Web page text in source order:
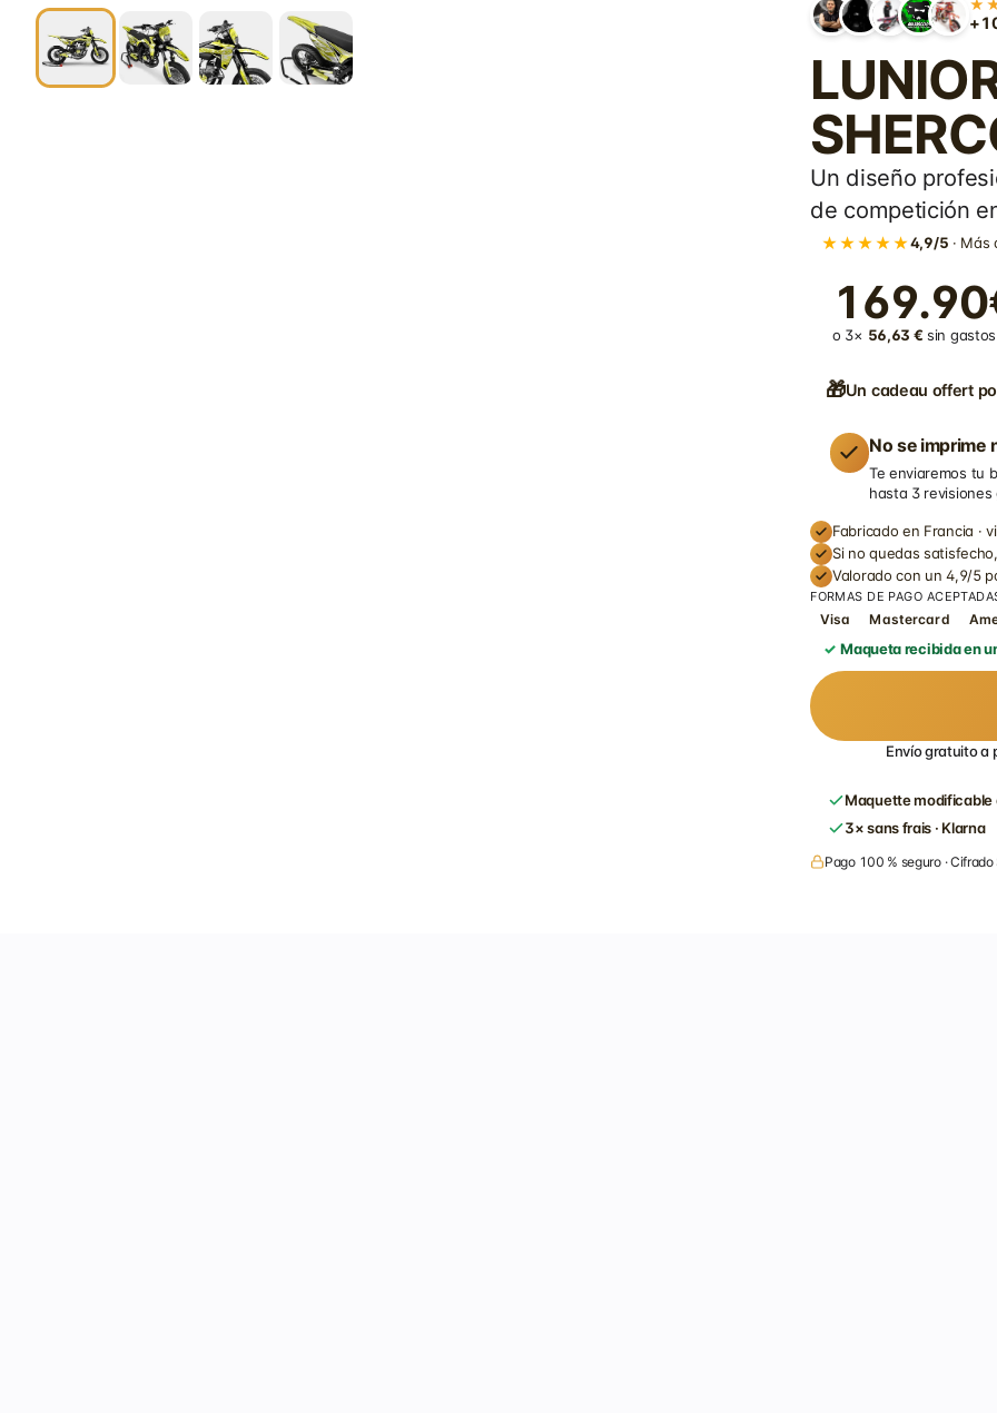
Un diseño
de competición
★★★★★4,9/5 ·
o 3× 56,63 € sin gastos
🎁Un cadeau offert
No se imprime
Te enviaremos tu
hasta 3
Fabricado en Francia ·
Si no quedas
Valorado con un 4,9/5
FORMAS DE PAGO
Visa Mastercard
Maqueta recibida en
Envío gratuito a
Maquette modificable
3× sans frais · Klarna
Pago 100 % seguro · Cifrado